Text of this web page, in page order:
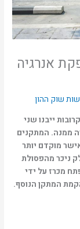
אנרגיה
שוק ההון
ייבנו שני
ממנה. המתקנים
מוקדם יותר
ניכר מהפסולת
מכרז על ידי
המתקן הנוסף.